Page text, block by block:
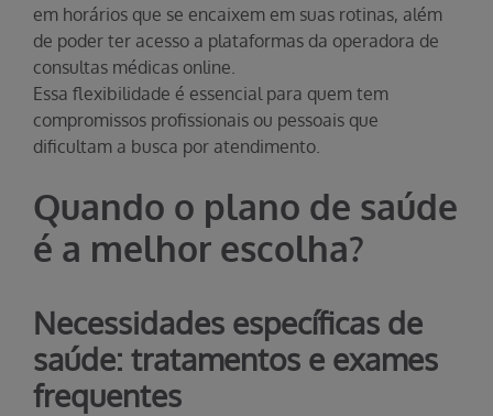
em horários que se encaixem em suas rotinas, além
de poder ter acesso a plataformas da operadora de
consultas médicas online.
Essa flexibilidade é essencial para quem tem
compromissos profissionais ou pessoais que
dificultam a busca por atendimento.
Quando o plano de saúde
é a melhor escolha?
Necessidades específicas de
saúde: tratamentos e exames
frequentes